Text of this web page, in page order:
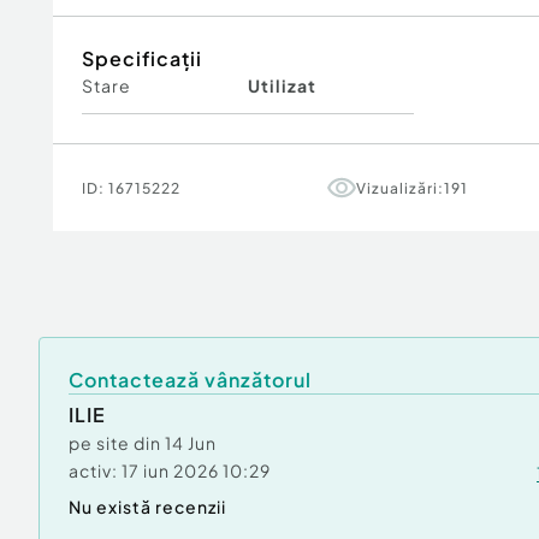
Nu asigur transport și nici demontare. Preț :
Prețul unui astfel de ansamblu nou : 6.650 lei
vedea poza.
Locație: București, Crângași. Cei interesați
Specificații
Stare Utilizat
ID: 16715222 Vizualizări:191
Contactează vânzătorul
ILIE
pe site din 14 Jun
activ: 17 iun 2026 10:29
Nu există recenzii